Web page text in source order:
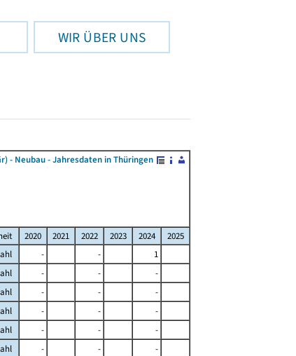
WIR ÜBER UNS
- Neubau - Jahresdaten in Thüringen
2020 2021 2022 2023 2024
2025
- -
1
- -
-
- -
-
- -
-
- -
-
- -
-